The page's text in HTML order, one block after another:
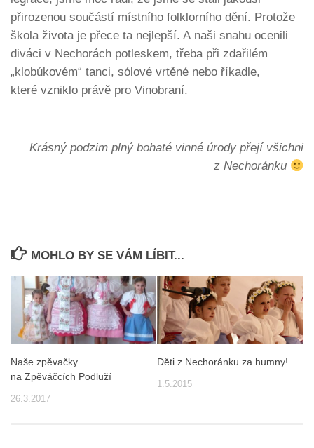
přirozenou součástí místního folklorního dění. Protože
škola života je přece ta nejlepší. A naši snahu ocenili
diváci v Nechorách potleskem, třeba při zdařilém
„klobúkovém“ tanci, sólové vrtěné nebo říkadle,
které vzniklo právě pro Vinobraní.
Krásný podzim plný bohaté vinné úrody přejí všichni
z Nechoránku
MOHLO BY SE VÁM LÍBIT...
Naše zpěvačky
na Zpěváčcích Podluží
26.3.2017
Děti z Nechoránku za humny!
1.5.2015